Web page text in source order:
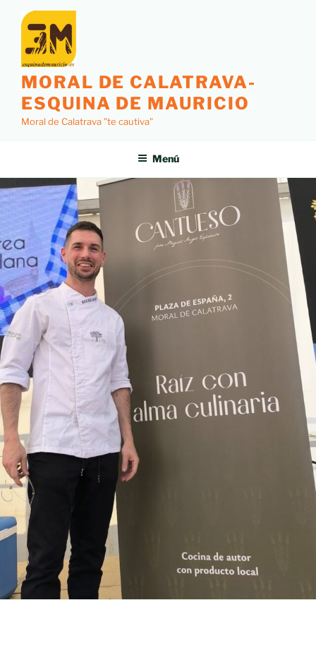
MORAL DE CALATRAVA-
ESQUINA DE MAURICIO
Moral de Calatrava "te cautiva"
Menú